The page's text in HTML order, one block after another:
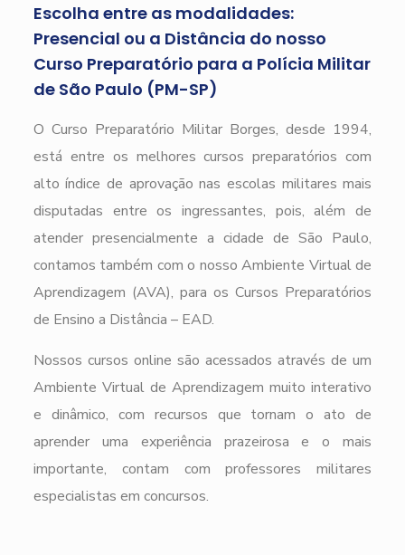
Escolha entre as modalidades:
Presencial ou a Distância do nosso
Curso Preparatório para a Polícia Militar
de São Paulo (PM-SP)
O Curso Preparatório Militar Borges, desde 1994,
está entre os melhores cursos preparatórios com
alto índice de aprovação nas escolas militares mais
disputadas entre os ingressantes, pois, além de
atender presencialmente a cidade de São Paulo,
contamos também com o nosso Ambiente Virtual de
Aprendizagem (AVA), para os Cursos Preparatórios
de Ensino a Distância – EAD.
Nossos cursos online são acessados através de um
Ambiente Virtual de Aprendizagem muito interativo
e dinâmico, com recursos que tornam o ato de
aprender uma experiência prazeirosa e o mais
importante, contam com professores militares
especialistas em concursos.